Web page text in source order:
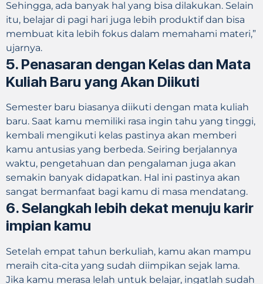
Sehingga, ada banyak hal yang bisa dilakukan. Selain
itu, belajar di pagi hari juga lebih produktif dan bisa
membuat kita lebih fokus dalam memahami materi,”
ujarnya.
5. Penasaran dengan Kelas dan Mata
Kuliah Baru yang Akan Diikuti
Semester baru biasanya diikuti dengan mata kuliah
baru. Saat kamu memiliki rasa ingin tahu yang tinggi,
kembali mengikuti kelas pastinya akan memberi
kamu antusias yang berbeda. Seiring berjalannya
waktu, pengetahuan dan pengalaman juga akan
semakin banyak didapatkan. Hal ini pastinya akan
sangat bermanfaat bagi kamu di masa mendatang.
6. Selangkah lebih dekat menuju karir
impian kamu
Setelah empat tahun berkuliah, kamu akan mampu
meraih cita-cita yang sudah diimpikan sejak lama.
Jika kamu merasa lelah untuk belajar, ingatlah sudah